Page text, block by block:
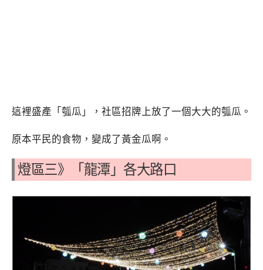
這裡盛產「瓠瓜」，社區招牌上放了一個大大的瓠瓜。
原本平民的食物，變成了黃金瓜啊。
燈區三》「龍潭」各大路口